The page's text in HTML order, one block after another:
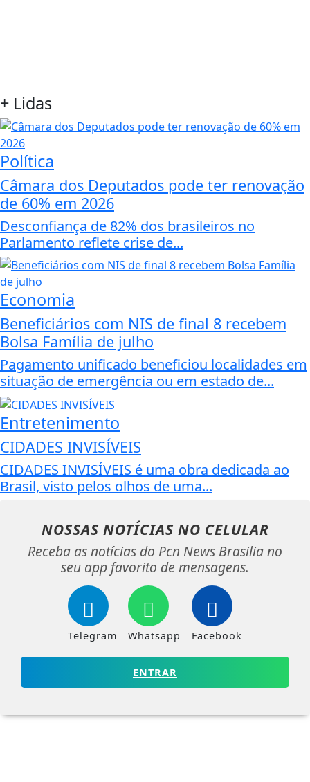
+ Lidas
Política
Câmara dos Deputados pode ter renovação
de 60% em 2026
Desconfiança de 82% dos brasileiros no
Parlamento reflete crise de...
Economia
Beneficiários com NIS de final 8 recebem
Bolsa Família de julho
Pagamento unificado beneficiou localidades em
situação de emergência ou em estado de...
Entretenimento
CIDADES INVISÍVEIS
CIDADES INVISÍVEIS é uma obra dedicada ao
Brasil, visto pelos olhos de uma...
NOSSAS NOTÍCIAS NO CELULAR
Receba as notícias do Pcn News Brasilia no
seu app favorito de mensagens.
Telegram Whatsapp Facebook
ENTRAR